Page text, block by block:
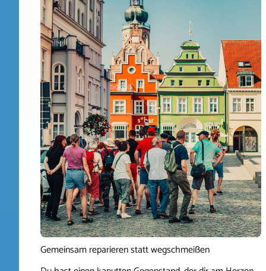
Gemeinsam reparieren statt wegschmeißen